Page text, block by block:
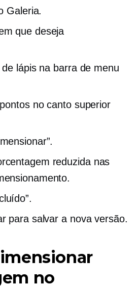
Galeria.
que deseja
lápis na barra de menu
no canto superior
reduzida nas
para salvar a nova versão.
no